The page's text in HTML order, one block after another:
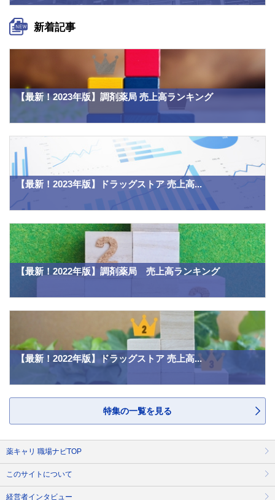
新着記事
【最新！2023年版】調剤薬局 売上高ランキング
【最新！2023年版】ドラッグストア 売上高...
【最新！2022年版】調剤薬局 売上高ランキング
【最新！2022年版】ドラッグストア 売上高...
特集の一覧を見る
薬キャリ 職場ナビTOP
このサイトについて
経営者インタビュー